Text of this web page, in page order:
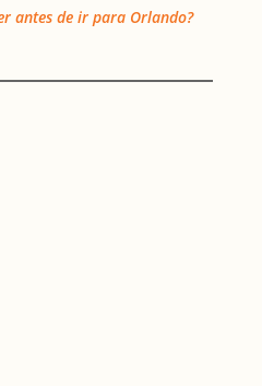
antes de ir para Orlando?